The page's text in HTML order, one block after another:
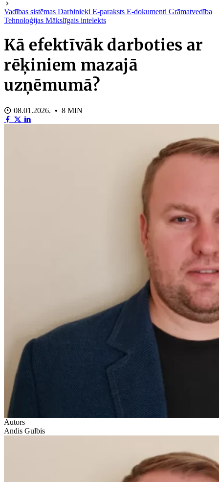
Vadības sistēmas Darbinieki E-paraksts E-dokumenti Grāmatvedība
Tehnoloģijas Mākslīgais intelekts
Kā efektīvāk darboties ar
rēķiniem mazajā
uzņēmumā?
08.01.2026. • 8 MIN
Autors
Andis Gulbis